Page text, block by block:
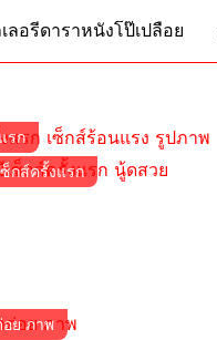
ลอรีดาราหนังโป๊เปลือย
รก
กส์ครั้งแรก
ย ภาพ